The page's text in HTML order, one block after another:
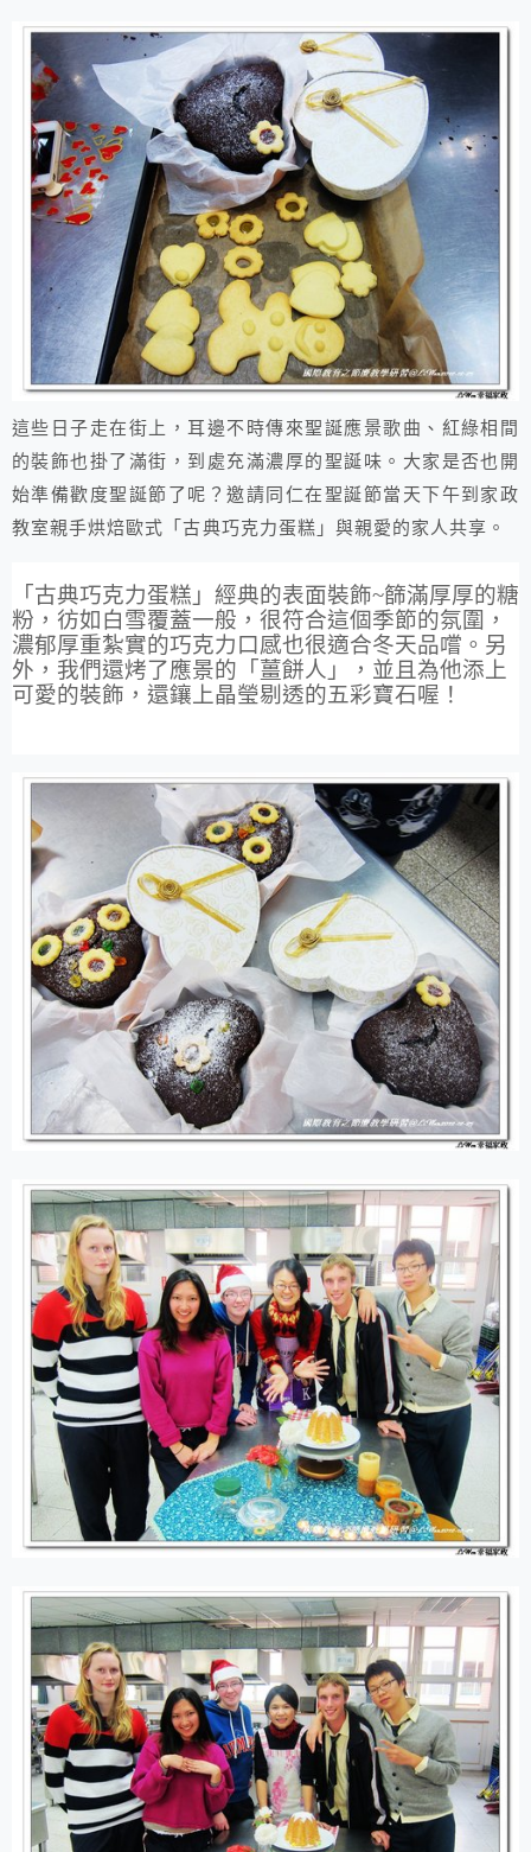
這些日子走在街上，耳邊不時傳來聖誕應景歌曲、紅綠相間
的裝飾也掛了滿街，到處充滿濃厚的聖誕味。大家是否也開
始準備歡度聖誕節了呢？邀請同仁在聖誕節當天下午到家政
教室親手烘焙歐式「古典巧克力蛋糕」與親愛的家人共享。
「古典巧克力蛋糕」經典的表面裝飾~篩滿厚厚的糖
粉，彷如白雪覆蓋一般，很符合這個季節的氛圍，
濃郁厚重紮實的巧克力口感也很適合冬天品嚐。另
外，我們還烤了應景的「薑餅人」，並且為他添上
可愛的裝飾，還鑲上晶瑩剔透的五彩寶石喔！